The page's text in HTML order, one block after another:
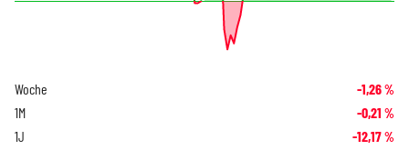
Woche -1,26%
1M -0,21 %
1J -12,17%